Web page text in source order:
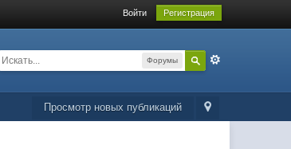
Войти Регистрация
Форумы
Просмотр новых публикаций